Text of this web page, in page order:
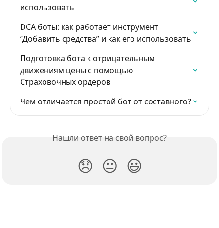
использовать
DCA боты: как работает инструмент
“Добавить средства” и как его использовать
Подготовка бота к отрицательным
движениям цены с помощью
Страховочных ордеров
Чем отличается простой бот от составного?
Нашли ответ на свой вопрос?
😞 😐 😃